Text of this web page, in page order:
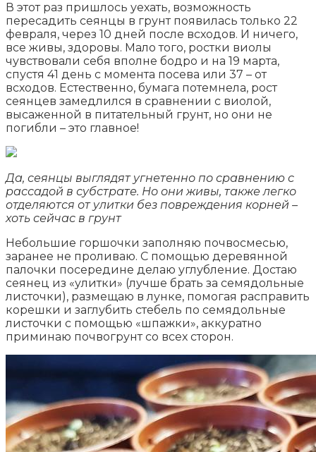
В этот раз пришлось уехать, возможность
пересадить сеянцы в грунт появилась только 22
февраля, через 10 дней после всходов. И ничего,
все живы, здоровы. Мало того, ростки виолы
чувствовали себя вполне бодро и на 19 марта,
спустя 41 день с момента посева или 37 – от
всходов. Естественно, бумага потемнела, рост
сеянцев замедлился в сравнении с виолой,
высаженной в питательный грунт, но они не
погибли – это главное!
Да, сеянцы выглядят угнетенно по сравнению с
рассадой в субстрате. Но они живы, также легко
отделяются от улитки без повреждения корней –
хоть сейчас в грунт
Небольшие горшочки заполняю почвосмесью,
заранее не проливаю. С помощью деревянной
палочки посередине делаю углубление. Достаю
сеянец из «улитки» (лучше брать за семядольные
листочки), размещаю в лунке, помогая расправить
корешки и заглубить стебель по семядольные
листочки с помощью «шпажки», аккуратно
приминаю почвогрунт со всех сторон.